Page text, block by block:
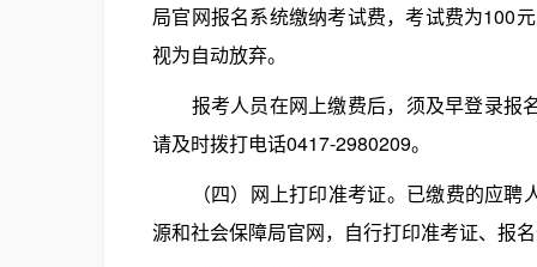
局官网报名系统缴纳考试费，考试费为100
视为自动放弃。
报考人员在网上缴费后，须及早登录报名
请及时拨打电话0417-2980209。
（四）网上打印准考证。已缴费的应聘
源和社会保障局官网，自行打印准考证、报